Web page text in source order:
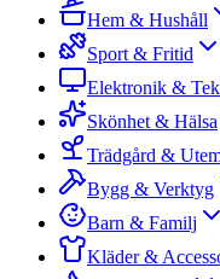
Hem & Hushåll
Sport & Fritid
Elektronik &
Skönhet & Hälsa
Trädgård &
Bygg & Verktyg
Barn & Familj
Kläder &